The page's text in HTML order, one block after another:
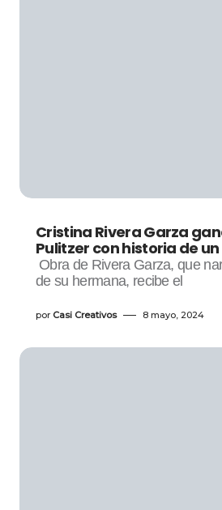
Cristina Rivera Garza
Pulitzer con historia de
Obra de Rivera Garza, que
de su hermana, recibe el
por Casi Creativos 8 mayo, 2024